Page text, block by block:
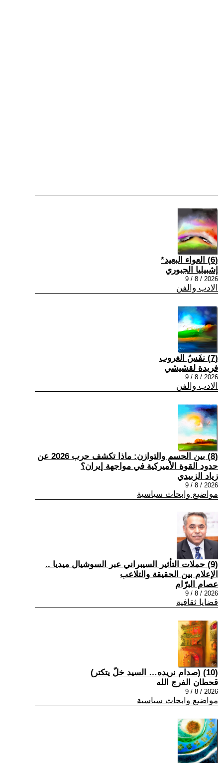
(6) العواء البعيد*
إشبيليا الجبوري
2026 / 8 / 9
الادب والفن
(7) نفَسُ الغروب
فريدة لقشيشي
2026 / 8 / 9
الادب والفن
(8) بين الحسم والتوازن: ماذا تكشف حرب 2026 عن
حدود القوة الأميركية في مواجهة إيران؟
زياد الزبيدي
2026 / 8 / 9
مواضيع وابحاث سياسية
(9) حملات التأثير السيبراني عبر السوشيال ميديا ..
الإعلام بين الحقيقة والتلاعب
عصام البرّام
2026 / 8 / 9
قضايا ثقافية
(10) (صدام نريده… السيد خلّ يتكتر)
قحطان الفرج الله
2026 / 8 / 9
مواضيع وابحاث سياسية